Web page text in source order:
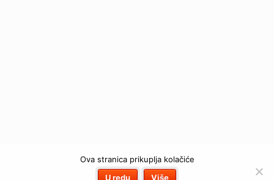
Ova stranica prikuplja kolačiće
U redu
Više